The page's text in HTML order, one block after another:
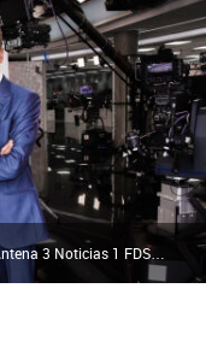
Antena 3, TV privada líder del domingo con ‘Antena 3 Noticias 1 FDS’ como lo más visto | Atresmeida